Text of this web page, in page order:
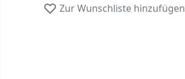
Zur Wunschliste hinzufügen